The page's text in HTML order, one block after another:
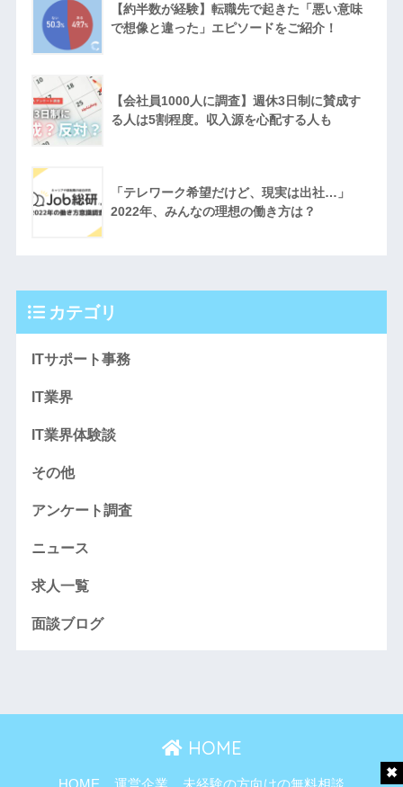
【約半数が経験】転職先で起きた「悪い意味
で想像と違った」エピソードをご紹介！
【会社員1000人に調査】週休3日制に賛成す
る人は5割程度。収入源を心配する人も
「テレワーク希望だけど、現実は出社…」
2022年、みんなの理想の働き方は？
カテゴリ
ITサポート事務
IT業界
IT業界体験談
その他
アンケート調査
ニュース
求人一覧
面談ブログ
HOME
HOME 運営企業 未経験の方向けの無料相談